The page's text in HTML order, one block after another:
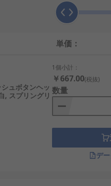
特に、電子機器や産業機器
単価：
シュボタンヘッ
, スプリングリ
1個小計：
￥667.00(税抜)
数量
デ